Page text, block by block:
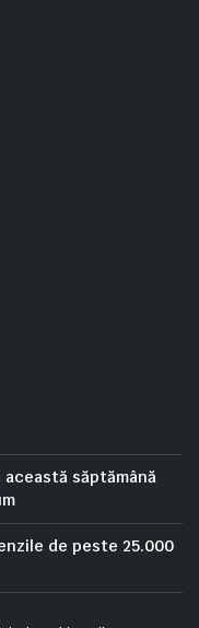
săptămână
de peste 25.000